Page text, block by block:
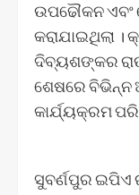
ଉପଢୌକନ ଏବଂ
କରାଯାଇଥିଲା ।
ଦିବ୍ୟଶଙ୍କର
ଶେଷରେ ବିଭିନ୍ନ
କାର୍ଯ୍ୟକ୍ରମ
ସୁବର୍ଣପୁର ଇପିଏ